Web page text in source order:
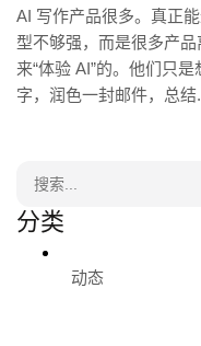
AI 写作产品很多。真正
型不够强，而是很多产
来“体验 AI”的。他们只
字，润色一封邮件，总结
分类
动态